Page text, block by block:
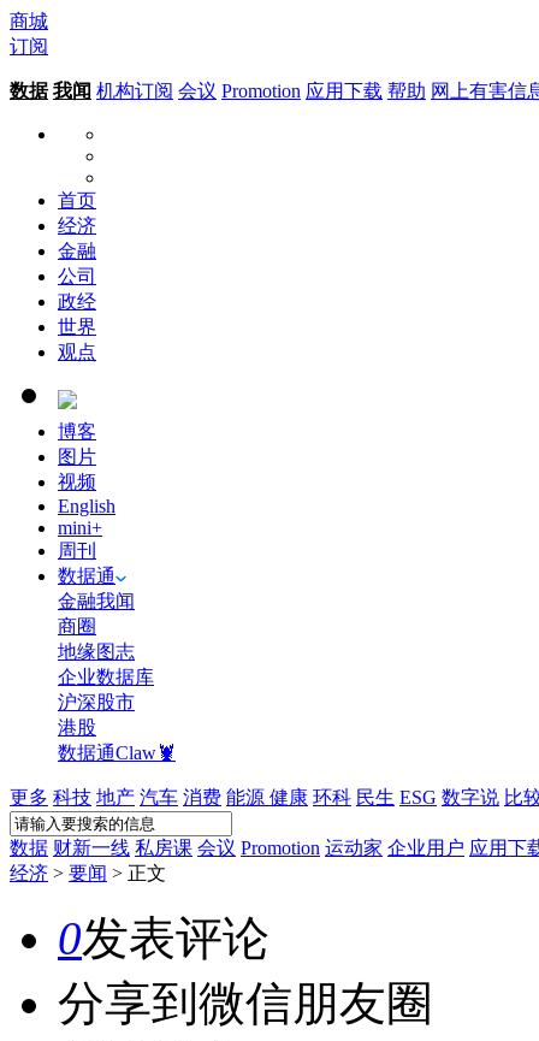
商城
订阅
数据 我闻 机构订阅 会议 Promotion 应用下载 帮助 网上有害信
首页
经济
金融
公司
政经
世界
观点
博客
图片
视频
English
mini+
周刊
数据通
金融我闻
商圈
地缘图志
企业数据库
沪深股市
港股
数据通Claw🦞
更多 科技 地产 汽车 消费 能源 健康 环科 民生 ESG 数字说 比
数据 财新一线 私房课 会议 Promotion 运动家 企业用户 应用下
经济 > 要闻 > 正文
0发表评论
分享到微信朋友圈